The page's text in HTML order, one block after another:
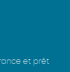
et prêt